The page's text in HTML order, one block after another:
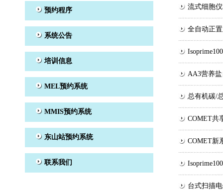
流式细胞
全自动正
AA3营养
总有机碳/
COMET共
COMET新
台式扫描